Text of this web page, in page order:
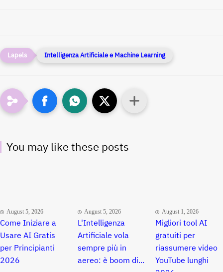
Intelligenza Artificiale e Machine Learning
You may like these posts
August 5, 2026
Come Iniziare a
Usare AI Gratis
per Principianti
2026
August 5, 2026
L'Intelligenza
Artificiale vola
sempre più in
aereo: è boom di...
August 1, 2026
Migliori tool AI
gratuiti per
riassumere video
YouTube lunghi